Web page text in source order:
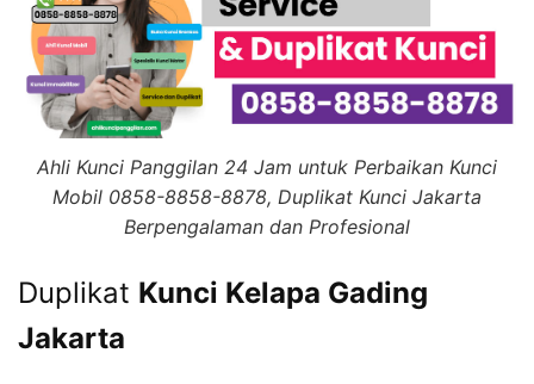
Ahli Kunci Panggilan 24 Jam untuk Perbaikan Kunci
Mobil 0858-8858-8878, Duplikat Kunci Jakarta
Berpengalaman dan Profesional
Duplikat Kunci Kelapa Gading
Jakarta